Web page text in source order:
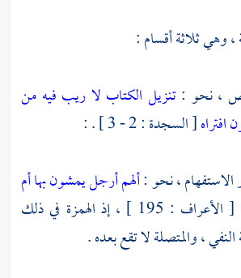
، وهي ثلاثة أقسام :
، نحو :تنزيل الكتاب لا ريب فيه من
افتراه[ السجدة : 2 - 3 ] . :
الاستفهام ، نحو :ألهم أرجل يمشون بها أم
[ الأعراف : 195 ] ، إذ الهمزة في ذلك
، والمتصلة لا تقع بعده .